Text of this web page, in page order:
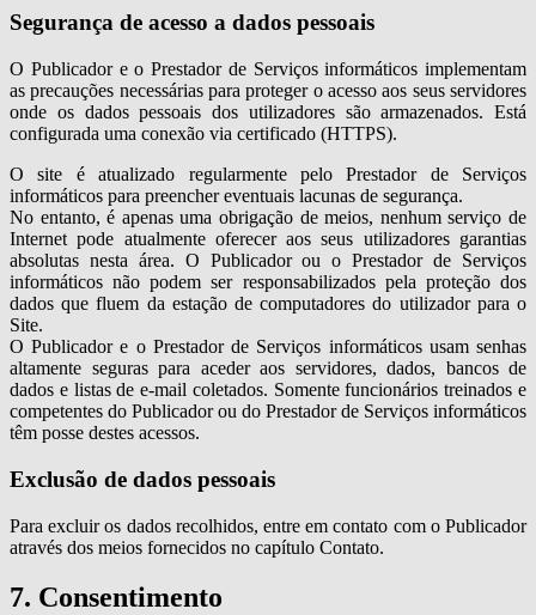
Segurança de acesso a dados pessoais
O Publicador e o Prestador de Serviços informáticos implementam
as precauções necessárias para proteger o acesso aos seus servidores
onde os dados pessoais dos utilizadores são armazenados. Está
configurada uma conexão via certificado (HTTPS).
O site é atualizado regularmente pelo Prestador de Serviços
informáticos para preencher eventuais lacunas de segurança.
No entanto, é apenas uma obrigação de meios, nenhum serviço de
Internet pode atualmente oferecer aos seus utilizadores garantias
absolutas nesta área. O Publicador ou o Prestador de Serviços
informáticos não podem ser responsabilizados pela proteção dos
dados que fluem da estação de computadores do utilizador para o
Site.
O Publicador e o Prestador de Serviços informáticos usam senhas
altamente seguras para aceder aos servidores, dados, bancos de
dados e listas de e-mail coletados. Somente funcionários treinados e
competentes do Publicador ou do Prestador de Serviços informáticos
têm posse destes acessos.
Exclusão de dados pessoais
Para excluir os dados recolhidos, entre em contato com o Publicador
através dos meios fornecidos no capítulo Contato.
7. Consentimento